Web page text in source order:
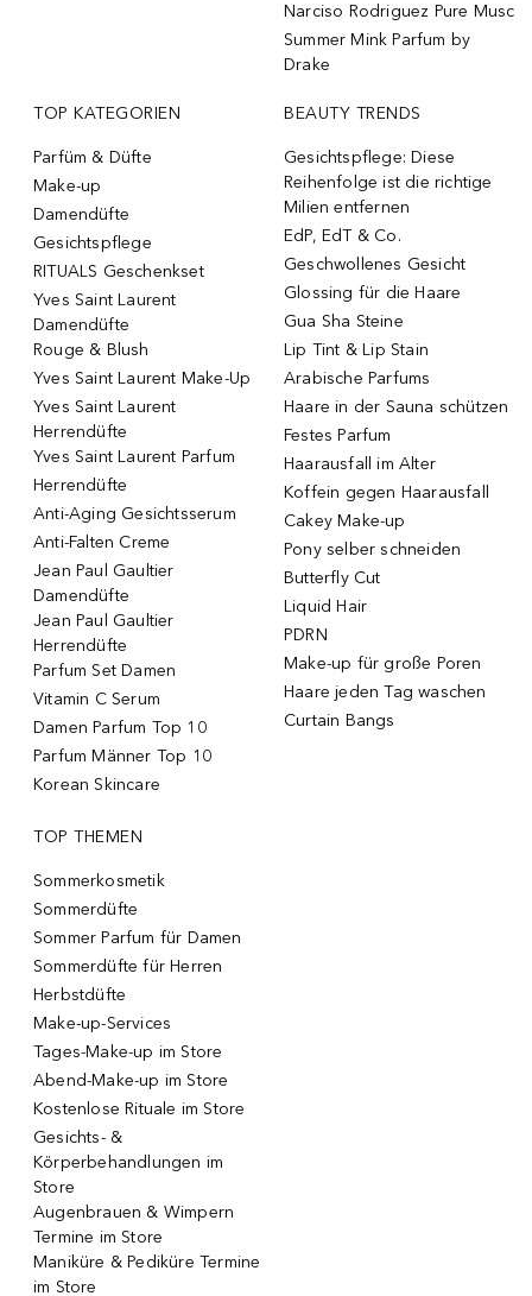
Narciso Rodriguez Pure Musc
Summer Mink Parfum by
Drake
TOP KATEGORIEN
Parfüm & Düfte
Make-up
Damendüfte
Gesichtspflege
RITUALS Geschenkset
Yves Saint Laurent
Damendüfte
Rouge & Blush
Yves Saint Laurent Make-Up
Yves Saint Laurent
Herrendüfte
Yves Saint Laurent Parfum
Herrendüfte
Anti-Aging Gesichtsserum
Anti-Falten Creme
Jean Paul Gaultier
Damendüfte
Jean Paul Gaultier
Herrendüfte
Parfum Set Damen
Vitamin C Serum
Damen Parfum Top 10
Parfum Männer Top 10
Korean Skincare
BEAUTY TRENDS
Gesichtspflege: Diese
Reihenfolge ist die richtige
Milien entfernen
EdP, EdT & Co.
Geschwollenes Gesicht
Glossing für die Haare
Gua Sha Steine
Lip Tint & Lip Stain
Arabische Parfums
Haare in der Sauna schützen
Festes Parfum
Haarausfall im Alter
Koffein gegen Haarausfall
Cakey Make-up
Pony selber schneiden
Butterfly Cut
Liquid Hair
PDRN
Make-up für große Poren
Haare jeden Tag waschen
Curtain Bangs
TOP THEMEN
Sommerkosmetik
Sommerdüfte
Sommer Parfum für Damen
Sommerdüfte für Herren
Herbstdüfte
Make-up-Services
Tages-Make-up im Store
Abend-Make-up im Store
Kostenlose Rituale im Store
Gesichts- &
Körperbehandlungen im
Store
Augenbrauen & Wimpern
Termine im Store
Maniküre & Pediküre Termine
im Store